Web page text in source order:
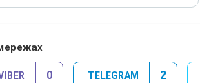
0 TELEGRAM 2